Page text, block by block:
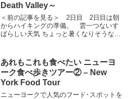
Death Valley～
＜前の記事を見る＞ 2日目 2日目は朝
からハイキングの準備。 雲一つないす
ばらしい天気 ちょっと暑くなりそうなの
様。 ここ南カリフォルニアですよね？
お水...
あれもこれも食べたい ニューヨ
ーク食べ歩きツアー② – New
York Food Tour
ニューヨークで人気のフード･スポットを